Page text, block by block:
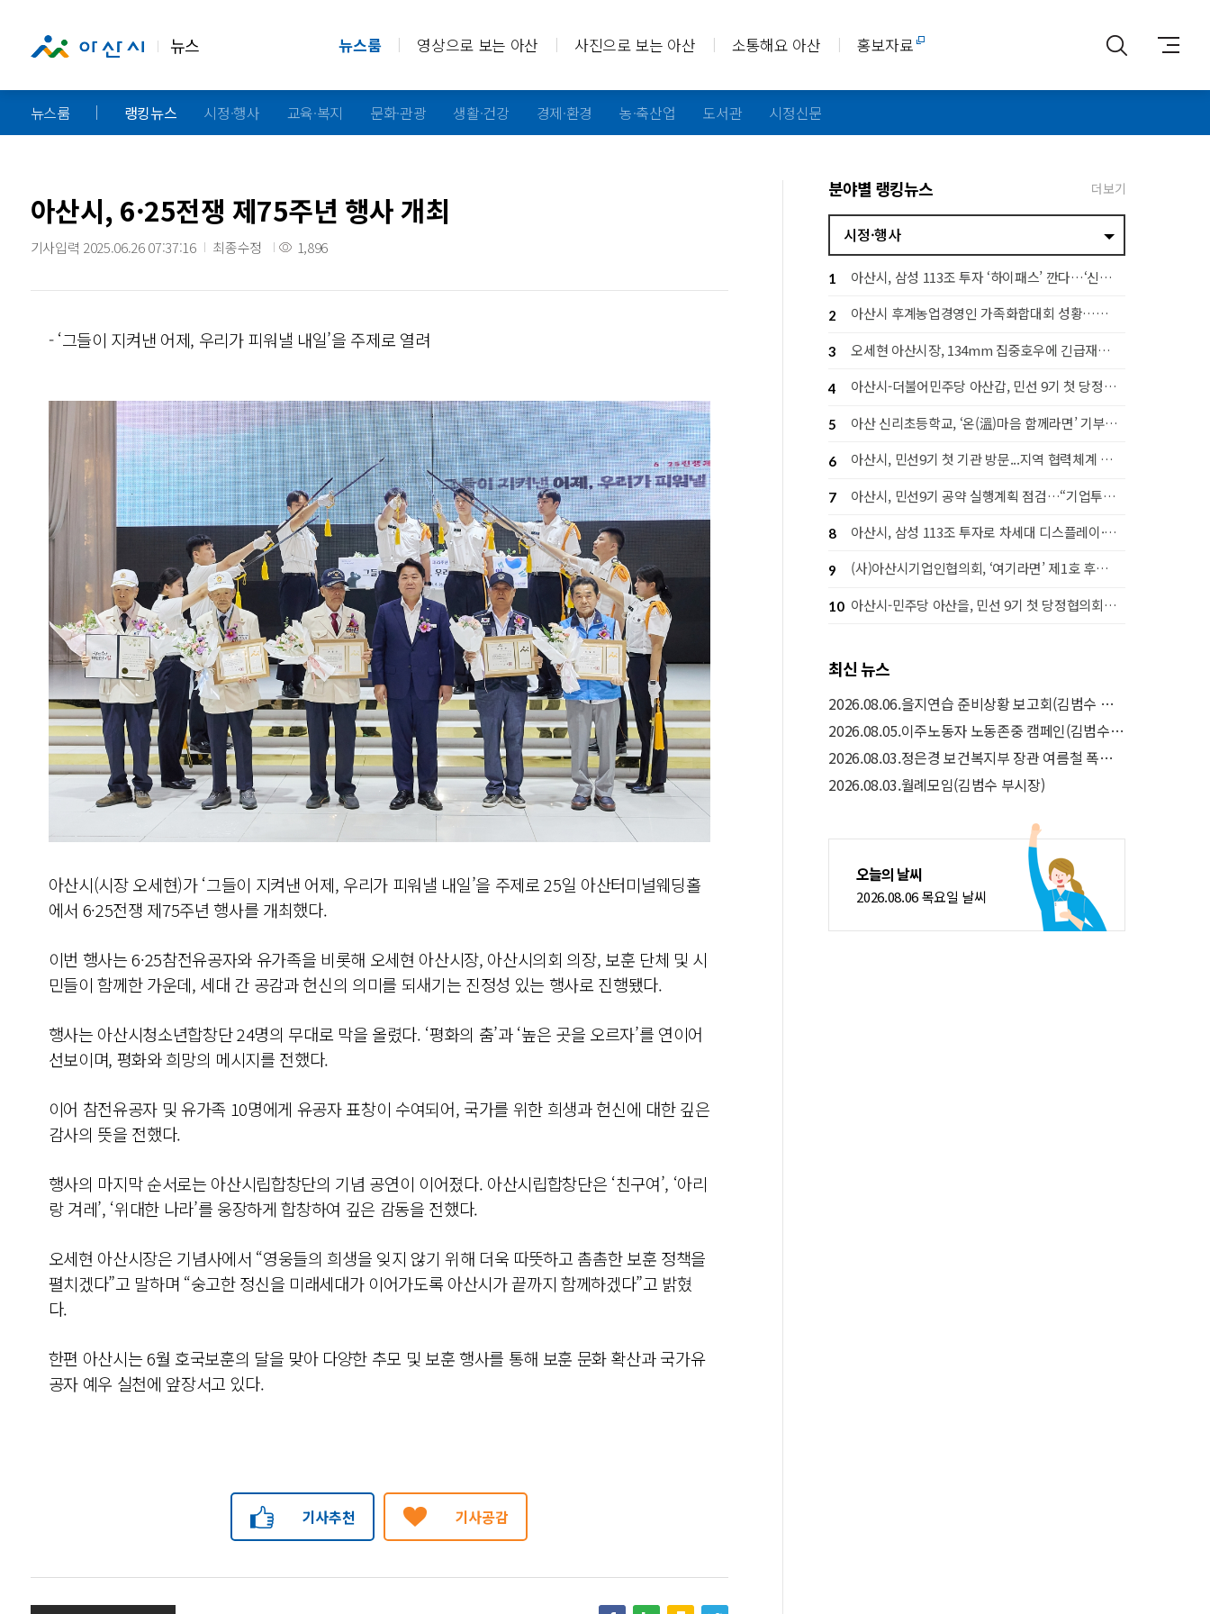
뉴스 뉴스룸 영상으로 보는 아산 사진으로 보는 아산 소통해요 아산 홍보자료
뉴스룸 랭킹뉴스 시정·행사 교육·복지 문화·관광 생활·건강 경제·환경 농·축산업 도서관 시정신문
아산시, 6·25전쟁 제75주년 행사 개최
기사입력 2025.06.26 07:37:16 최종수정 1,896
- ‘그들이 지켜낸 어제, 우리가 피워낼 내일’을 주제로 열려
아산시(시장 오세현)가 ‘그들이 지켜낸 어제, 우리가 피워낼 내일’을 주제로 25일 아산터미널웨딩홀
에서 6·25전쟁 제75주년 행사를 개최했다.
이번 행사는 6·25참전유공자와 유가족을 비롯해 오세현 아산시장, 아산시의회 의장, 보훈 단체 및 시
민들이 함께한 가운데, 세대 간 공감과 헌신의 의미를 되새기는 진정성 있는 행사로 진행됐다.
행사는 아산시청소년합창단 24명의 무대로 막을 올렸다. ‘평화의 춤’과 ‘높은 곳을 오르자’를 연이어
선보이며, 평화와 희망의 메시지를 전했다.
이어 참전유공자 및 유가족 10명에게 유공자 표창이 수여되어, 국가를 위한 희생과 헌신에 대한 깊은
감사의 뜻을 전했다.
행사의 마지막 순서로는 아산시립합창단의 기념 공연이 이어졌다. 아산시립합창단은 ‘친구여’, ‘아리
랑 겨레’, ‘위대한 나라’를 웅장하게 합창하여 깊은 감동을 전했다.
오세현 아산시장은 기념사에서 “영웅들의 희생을 잊지 않기 위해 더욱 따뜻하고 촘촘한 보훈 정책을
펼치겠다”고 말하며 “숭고한 정신을 미래세대가 이어가도록 아산시가 끝까지 함께하겠다”고 밝혔
다.
한편 아산시는 6월 호국보훈의 달을 맞아 다양한 추모 및 보훈 행사를 통해 보훈 문화 확산과 국가유
공자 예우 실천에 앞장서고 있다.
기사추천 기사공감
분야별 랭킹뉴스 더보기
시정·행사
1 아산시, 삼성 113조 투자 ‘하이패스’ 깐다…‘신속 지원·전략 대응 추진단’ 가동
2 아산시 후계농업경영인 가족화합대회 성황…세대 잇는 농업 공동체 구축
3 오세현 아산시장, 134mm 집중호우에 긴급재난대책회의 소집
4 아산시-더불어민주당 아산갑, 민선 9기 첫 당정협의회…지역 발전 협력 다짐
5 아산 신리초등학교, ‘온(溫)마음 함께라면’ 기부행사로 라면 1,442개 후원
6 아산시, 민선9기 첫 기관 방문...지역 협력체계 강화 나서
7 아산시, 민선9기 공약 실행계획 점검…“기업투자·시민체감 성과 함께 높인다”
8 아산시, 삼성 113조 투자로 차세대 디스플레이·고대역폭 메모리(HBM) 후공정 핵심도시 도약
9 (사)아산시기업인협의회, ‘여기라면’ 제1호 후원으로 따뜻한 나눔 실천
10 아산시-민주당 아산을, 민선 9기 첫 당정협의회…‘50만 자족도시’ 실현 맞손
최신 뉴스
2026.08.06.을지연습 준비상황 보고회(김범수 부시장)
2026.08.05.이주노동자 노동존중 캠페인(김범수 부시장)
2026.08.03.정은경 보건복지부 장관 여름철 폭염 취약계층 보호대책(드론 예찰) 현장방문(김범수 부시장)
2026.08.03.월례모임(김범수 부시장)
오늘의 날씨
2026.08.06 목요일 날씨